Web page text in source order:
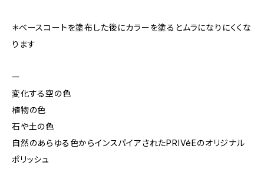
＊ベースコートを塗布した後にカラーを塗るとムラになりにくくな
ります
ー
変化する空の色
植物の色
石や土の色
自然のあらゆる色からインスパイアされたPRIVéEのオリジナル
ポリッシュ